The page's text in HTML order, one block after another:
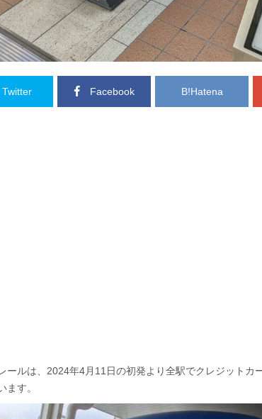
Twitter Facebook B!Hatena
ールは、2024年4月11日の初発より全駅でクレジットカ
ます。